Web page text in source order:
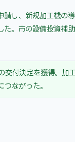
請し、新規加工機の導
た。市の設備投資補助
交付決定を獲得。加工
つながった。